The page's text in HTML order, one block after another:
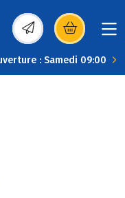
(s’ouvre dans une
: Samedi 09:00